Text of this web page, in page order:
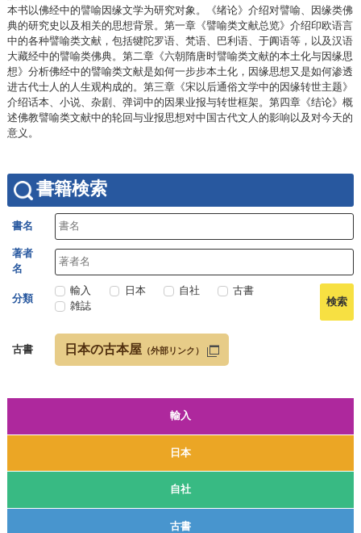
輸入
日本
自社
古書
本书以佛经中的譬喻因缘文学为研究对象。《绪论》介绍对譬喻、因缘类佛
典的研究史以及相关的思想背景。第一章《譬喻类文献总览》介绍印欧语言
中的各种譬喻类文献，包括犍陀罗语、梵语、巴利语、于阗语等，以及汉语
大藏经中的譬喻类佛典。第二章《六朝隋唐时譬喻类文献的本土化与因缘思
想》分析佛经中的譬喻类文献是如何一步步本土化，因缘思想又是如何渗透
进古代士人的人生观构成的。第三章《宋以后通俗文学中的因缘转世主题》
介绍话本、小说、杂剧、弹词中的因果业报与转世框架。第四章《结论》概
述佛教譬喻类文献中的轮回与业报思想对中国古代文人的影响以及对今天的
意义。
書籍検索
書名
著者
名
分類
輸入 日本 自社
古書
雑誌
古書 日本の古本屋 （外部リンク）